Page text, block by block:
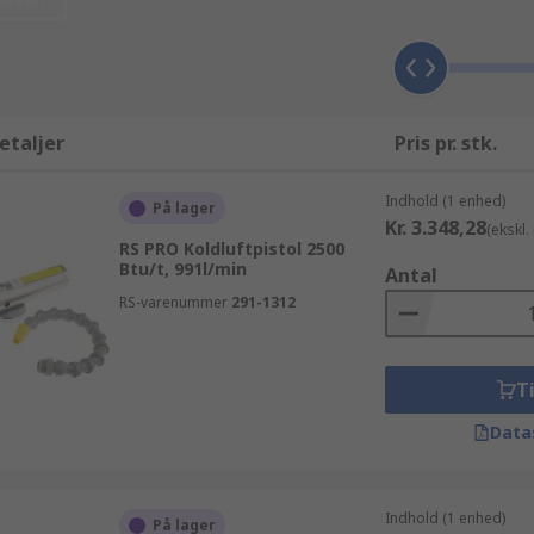
resultaterne af din søgning efter Trykluft
vores komplette udvalg af produkter- fra de
Essentials linje. RS tilbyder desuden et endnu bredere
de mange varianter af elektriske og industrielle
produkter, inklusive Pneumatik, hydraulik og
vores hjemmeside, anvende søgefunktionen
Pris pr. stk.
På lager
RS PRO Koldluftpistol 2500
Btu/t, 991l/min
RS-varenummer 291-1312
Indhold (1 enhed)
Kr. 3.348,28(ekskl.
Antal
På lager Indhold (1 enhed)